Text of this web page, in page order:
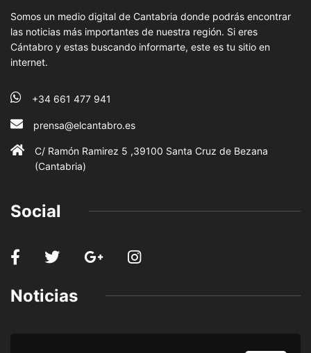
Somos un medio digital de Cantabria donde podrás encontrar
las noticias más importantes de nuestra región. Si eres
Cántabro y estas buscando informarte, este es tu sitio en
internet.
+34 661 477 941
prensa@elcantabro.es
C/ Ramón Ramirez 5 ,39100 Santa Cruz de Bezana
(Cantabria)
Social
Noticias